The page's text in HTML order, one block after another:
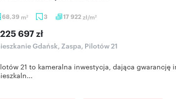
68,39 m2 3 17 922zł/m2
697 zł
Gdańsk, Zaspa, Pilotów 21
21 to kameralna inwestycja, dająca